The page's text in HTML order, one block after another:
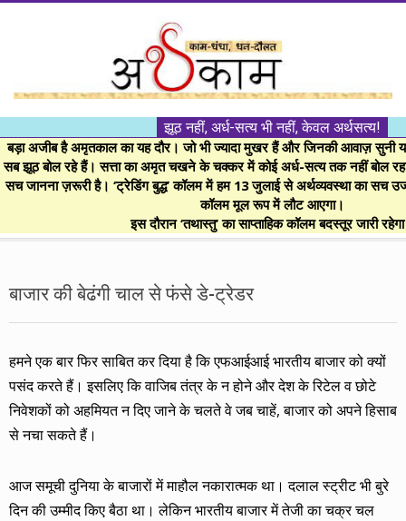
।।
अर्थकाम।।
BE
FINANCIALLY
CLEVER!
झूठ नहीं, अर्ध-सत्य भी नहीं, केवल अर्थसत्य!
बड़ा अजीब है अमृतकाल का यह दौर। जो भी ज्यादा मुखर हैं और जिनकी आवाज़ सुनी
सब झूठ बोल रहे हैं। सत्ता का अमृत चखने के चक्कर में कोई अर्ध-सत्य तक नहीं बोल
सच जानना ज़रूरी है। ‘ट्रेडिंग बुद्ध’ कॉलम में हम 13 जुलाई से अर्थव्यवस्था का सच
कॉलम मूल रूप में लौट आएगा।
इस दौरान ‘तथास्तु’ का साप्ताहिक कॉलम बदस्तूर जारी
Menu
बाजार की बेढंगी चाल से फंसे डे-ट्रेडर
हमने एक बार फिर साबित कर दिया है कि एफआईआई भारतीय बाजार को क्यों
पसंद करते हैं। इसलिए कि वाजिब तंत्र के न होने और देश के रिटेल व छोटे
निवेशकों को अहमियत न दिए जाने के चलते वे जब चाहें, बाजार को अपने हिसाब
से नचा सकते हैं।
आज समूची दुनिया के बाजारों में माहौल नकारात्मक था। दलाल स्ट्रीट भी बुरे
दिन की उम्मीद किए बैठा था। लेकिन भारतीय बाजार में तेजी का चक्र चल